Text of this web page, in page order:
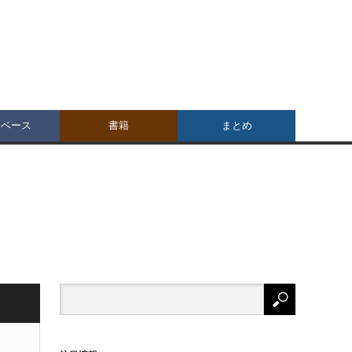
ース 書籍 まとめ